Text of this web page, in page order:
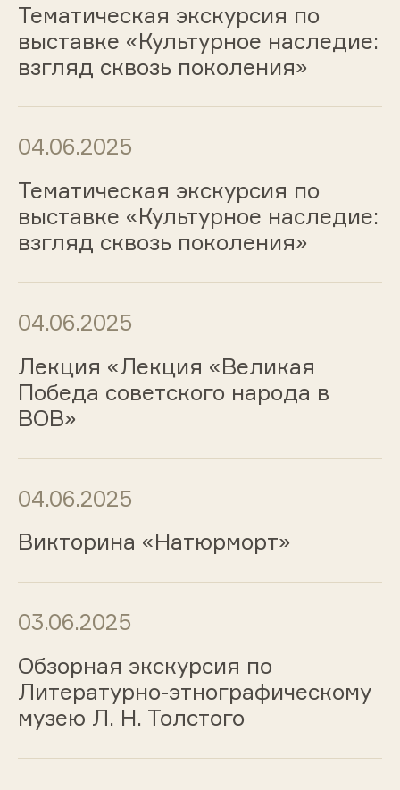
Тематическая экскурсия по
выставке «Культурное наследие:
взгляд сквозь поколения»
04.06.2025
Тематическая экскурсия по
выставке «Культурное наследие:
взгляд сквозь поколения»
04.06.2025
Лекция «Лекция «Великая
Победа советского народа в
ВОВ»
04.06.2025
Викторина «Натюрморт»
03.06.2025
Обзорная экскурсия по
Литературно-этнографическому
музею Л. Н. Толстого